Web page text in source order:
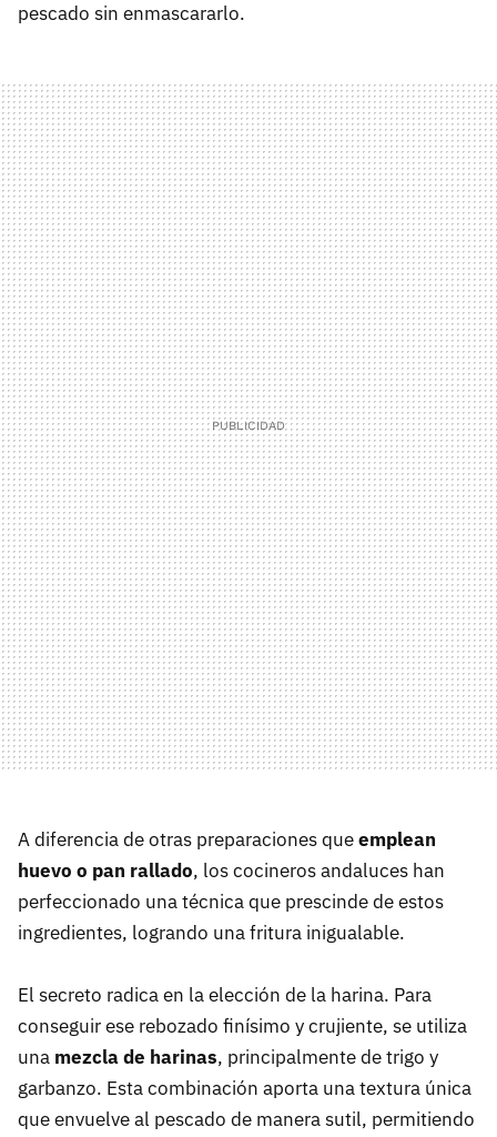
pescado sin enmascararlo.
A diferencia de otras preparaciones queemplean
huevo o pan rallado, los cocineros andaluces han
perfeccionado una técnica que prescinde de estos
ingredientes, logrando una fritura inigualable.
El secreto radica en la elección de la harina. Para
conseguir ese rebozado finísimo y crujiente, se utiliza
una mezcla de harinas, principalmente de trigo y
garbanzo. Esta combinación aporta una textura única
que envuelve al pescado de manera sutil, permitiendo